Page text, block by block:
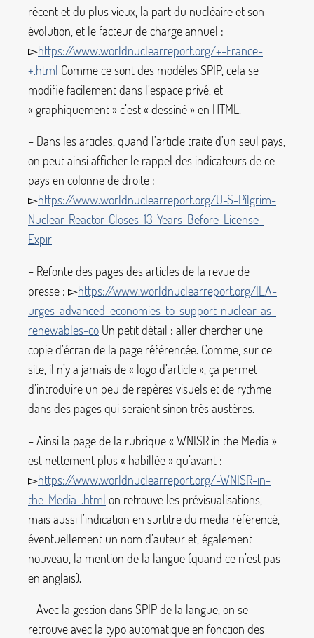
récent et du plus vieux, la part du nucléaire et son
évolution, et le facteur de charge annuel :
▻https://www.worldnuclearreport.org/+-France-
+.html Comme ce sont des modèles SPIP, cela se
modifie facilement dans l’espace privé, et
« graphiquement» c’est « dessiné» en HTML.
– Dans les articles, quand l’article traite d’un seul pays,
on peut ainsi afficher le rappel des indicateurs de ce
pays en colonne de droite :
▻https://www.worldnuclearreport.org/U-S-Pilgrim-
Nuclear-Reactor-Closes-13-Years-Before-License-
Expir
– Refonte des pages des articles de la revue de
presse : ▻https://www.worldnuclearreport.org/IEA-
urges-advanced-economies-to-support-nuclear-as-
renewables-co Un petit détail : aller chercher une
copie d’écran de la page référencée. Comme, sur ce
site, il n’y a jamais de « logo d’article», ça permet
d’introduire un peu de repères visuels et de rythme
dans des pages qui seraient sinon très austères.
– Ainsi la page de la rubrique « WNISR in the Media »
est nettement plus « habillée» qu’avant :
▻https://www.worldnuclearreport.org/-WNISR-in-
the-Media-.html on retrouve les prévisualisations,
mais aussi l’indication en surtitre du média référencé,
éventuellement un nom d’auteur et, également
nouveau, la mention de la langue (quand ce n’est pas
en anglais).
– Avec la gestion dans SPIP de la langue, on se
retrouve avec la typo automatique en fonction des